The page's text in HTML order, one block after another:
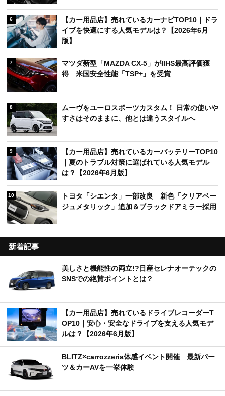
6
【カー用品店】売れているカーナビTOP10｜ドラ
イブを快適にする人気モデルは？【2026年6月
版】
7
マツダ新型「MAZDA CX-5」がIIHS最高評価獲
得 米国安全性能「TSP+」を受賞
8
ムーヴをユーロスポーツカスタム！ 日常の使いや
すさはそのままに、他とは違うスタイルへ
9
【カー用品店】売れているカーバッテリーTOP10
｜夏のトラブル対策に選ばれている人気モデル
は？【2026年6月版】
10
トヨタ「シエンタ」一部改良 新色「クリアベー
ジュメタリック」追加＆ブラックドアミラー採用
新着記事
美しさと機能性の両立!?日産セレナオーテックの
SNSでの絶賛ポイントとは？
【カー用品店】売れているドライブレコーダーT
OP10｜安心・安全なドライブを支える人気モデ
ルは？【2026年6月版】
BLITZ×carrozzeria体感イベント開催 最新パー
ツ＆カーAVを一挙体験